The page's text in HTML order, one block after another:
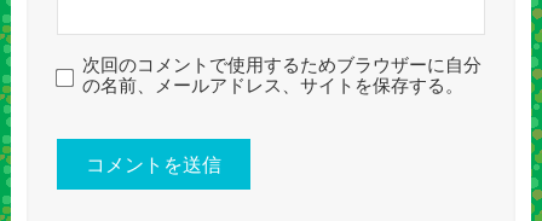
次回のコメントで使用するためブラウザーに自分
の名前、メールアドレス、サイトを保存する。